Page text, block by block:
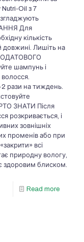
Oil з 7
Для
кількість
довжині. Лишіть на
шампунь і
рази на тиждень.
ЗНАТИ Після
розкривається, і
зовнішніх
променів або при
всі
природну вологу,
здоровим блиском.
Read more